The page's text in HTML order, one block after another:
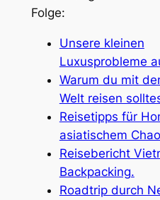
Folge:
Unsere kleinen
Luxusprobleme
Warum du mit
Welt reisen
Reisetipps für
asiatischem
Reisebericht
Backpacking.
Roadtrip durch